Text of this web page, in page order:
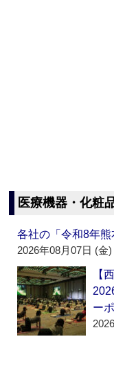
医療機器・化粧
各社の「令和8年熊
2026年08月07日 (金)
【
ー